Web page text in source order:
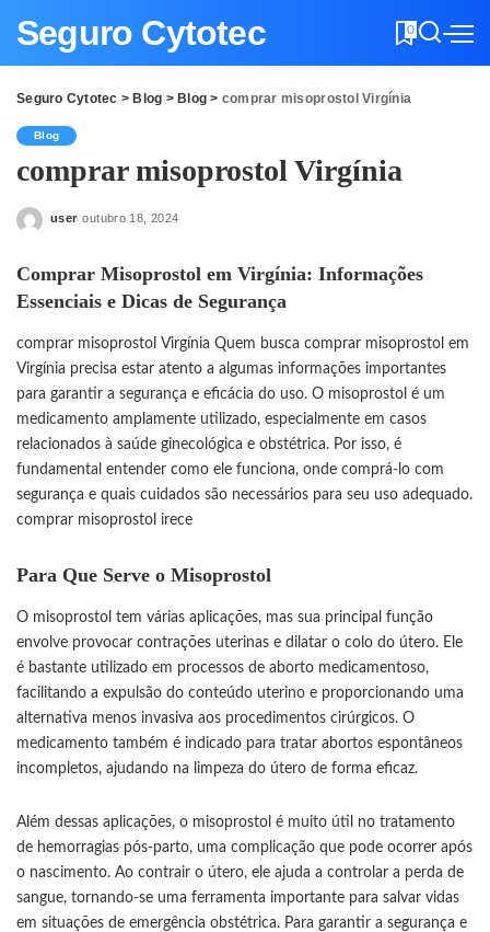
Seguro Cytotec 0
Seguro Cytotec > Blog > Blog > comprar misoprostol Virgínia
Blog
comprar misoprostol Virgínia
Posted
user outubro 18, 2024
Comprar Misoprostol em Virgínia: Informações
Essenciais e Dicas de Segurança
comprar misoprostol Virgínia Quem busca comprar misoprostol em
Virgínia precisa estar atento a algumas informações importantes
para garantir a segurança e eficácia do uso. O misoprostol é um
medicamento amplamente utilizado, especialmente em casos
relacionados à saúde ginecológica e obstétrica. Por isso, é
fundamental entender como ele funciona, onde comprá-lo com
segurança e quais cuidados são necessários para seu uso adequado.
comprar misoprostol irece
Para Que Serve o Misoprostol
O misoprostol tem várias aplicações, mas sua principal função
envolve provocar contrações uterinas e dilatar o colo do útero. Ele
é bastante utilizado em processos de aborto medicamentoso,
facilitando a expulsão do conteúdo uterino e proporcionando uma
alternativa menos invasiva aos procedimentos cirúrgicos. O
medicamento também é indicado para tratar abortos espontâneos
incompletos, ajudando na limpeza do útero de forma eficaz.
Além dessas aplicações, o misoprostol é muito útil no tratamento
de hemorragias pós-parto, uma complicação que pode ocorrer após
o nascimento. Ao contrair o útero, ele ajuda a controlar a perda de
sangue, tornando-se uma ferramenta importante para salvar vidas
em situações de emergência obstétrica. Para garantir a segurança e